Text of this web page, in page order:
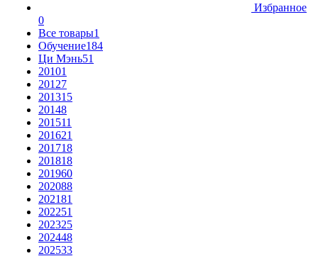
Избранное
0
Все товары1
Обучение184
Ци Мэнь51
20101
20127
201315
20148
201511
201621
201718
201818
201960
202088
202181
202251
202325
202448
202533